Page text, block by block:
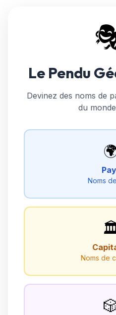
Le Pendu
Devinez des noms de
du
Noms
Noms de